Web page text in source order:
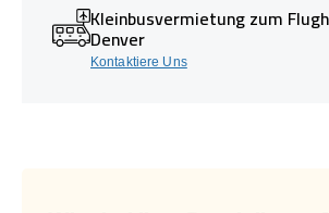
Kleinbusvermietung zum
Denver
Kontaktiere Uns